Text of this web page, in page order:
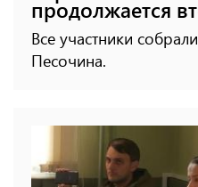
продолжается
Все участники
Песочина.